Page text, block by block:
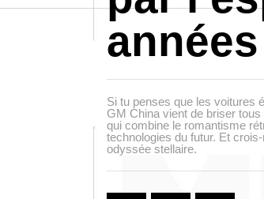
Si tu penses que les voitures
GM China vient de briser
qui combine le romantisme
technologies du futur. Et
odyssée stellaire.